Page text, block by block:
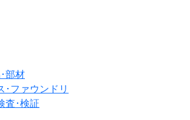
部材
･ファウンドリ
査･検証